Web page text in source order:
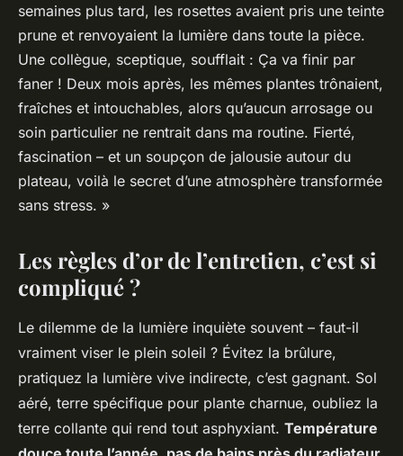
semaines plus tard, les rosettes avaient pris une teinte
prune et renvoyaient la lumière dans toute la pièce.
Une collègue, sceptique, soufflait : Ça va finir par
faner ! Deux mois après, les mêmes plantes trônaient,
fraîches et intouchables, alors qu’aucun arrosage ou
soin particulier ne rentrait dans ma routine. Fierté,
fascination – et un soupçon de jalousie autour du
plateau, voilà le secret d’une atmosphère transformée
sans stress. »
Les règles d’or de l’entretien, c’est si
compliqué ?
Le dilemme de la lumière inquiète souvent – faut-il
vraiment viser le plein soleil ? Évitez la brûlure,
pratiquez la lumière vive indirecte, c’est gagnant. Sol
aéré, terre spécifique pour plante charnue, oubliez la
terre collante qui rend tout asphyxiant. Température